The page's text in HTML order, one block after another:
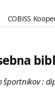
COBISS
športnikov :